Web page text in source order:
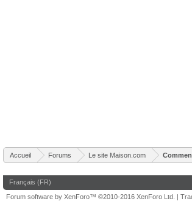
Accueil Forums Le site Maison.com
Français (FR)
Forum software by XenForo™ ©2010-2016 XenForo Ltd. |